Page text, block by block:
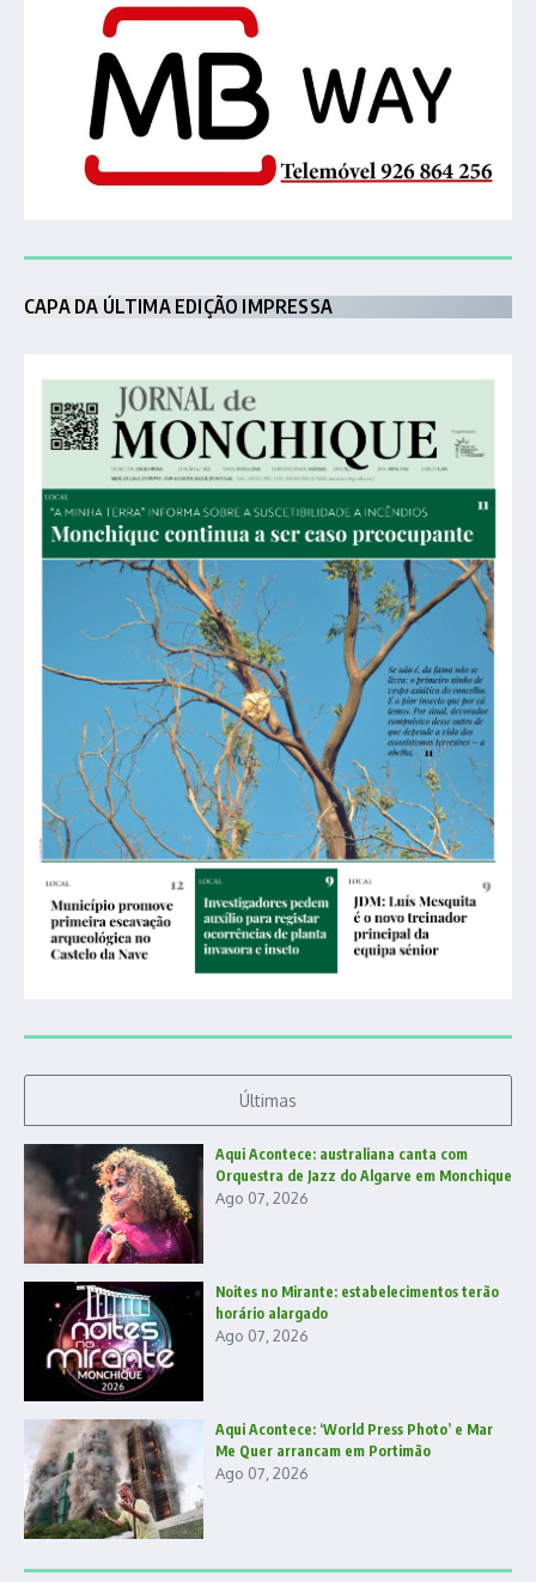
CAPA DA ÚLTIMA EDIÇÃO IMPRESSA
Últimas
Aqui Acontece: australiana canta com
Orquestra de Jazz do Algarve em Monchique
Ago 07, 2026
Noites no Mirante: estabelecimentos terão
horário alargado
Ago 07, 2026
Aqui Acontece: ‘World Press Photo’ e Mar
Me Quer arrancam em Portimão
Ago 07, 2026